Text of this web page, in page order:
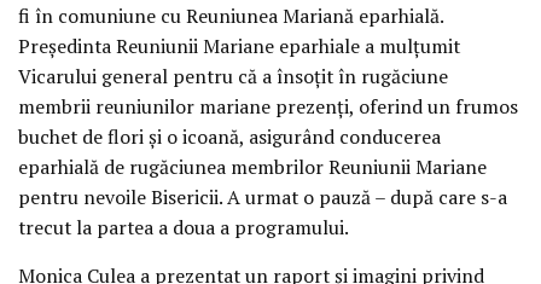
fi în comuniune cu Reuniunea Mariană eparhială.
Președinta Reuniunii Mariane eparhiale a mulțumit
Vicarului general pentru că a însoțit în rugăciune
membrii reuniunilor mariane prezenți, oferind un frumos
buchet de flori și o icoană, asigurând conducerea
eparhială de rugăciunea membrilor Reuniunii Mariane
pentru nevoile Bisericii. A urmat o pauză – după care s-a
trecut la partea a doua a programului.
Monica Culea a prezentat un raport și imagini privind